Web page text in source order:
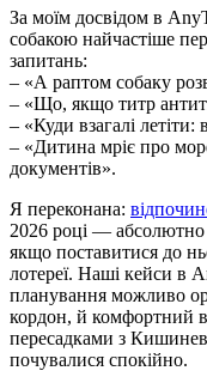
За моїм досвідом в
собакою найчастіше
запитань:
– «А раптом собаку
– «Що, якщо титр
– «Куди взагалі
– «Дитина мріє про
документів».
Я переконана:
2026 році — абсолютно
якщо поставитися до
лотереї. Наші кейси в
планування можливо
кордон, й комфортний
пересадками з
почувалися спокійно.